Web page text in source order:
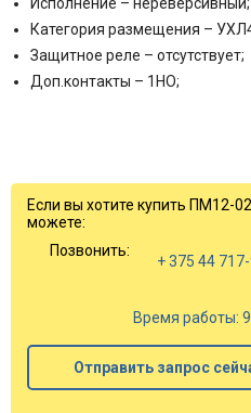
Категория размещения –
Защитное реле – отсутствует;
Доп.контакты – 1НО;
Если вы хотите купить ПМ12-
можете:
Позвонить:
+ 375 44
Время работы:
Отправить запрос